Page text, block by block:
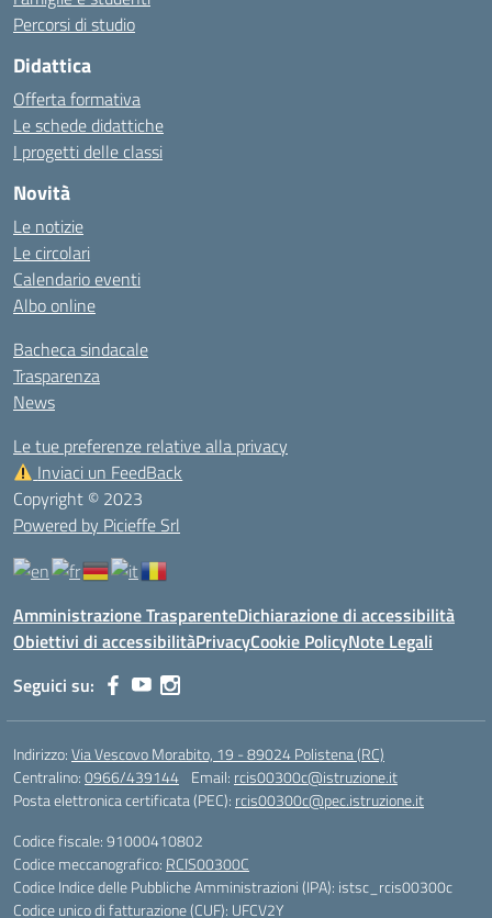
Percorsi di studio
Didattica
Offerta formativa
Le schede didattiche
I progetti delle classi
Novità
Le notizie
Le circolari
Calendario eventi
Albo online
Bacheca sindacale
Trasparenza
News
Le tue preferenze relative alla privacy
Inviaci un FeedBack
Copyright © 2023
Powered by Picieffe Srl
Amministrazione TrasparenteDichiarazione di accessibilità
Obiettivi di accessibilitàPrivacyCookie PolicyNote Legali
Seguici su:
Indirizzo:Via Vescovo Morabito, 19 - 89024 Polistena (RC)
Centralino:0966/439144 Email: rcis00300c@istruzione.it
Posta elettronica certificata (PEC): rcis00300c@pec.istruzione.it
Codice fiscale: 91000410802
Codice meccanografico: RCIS00300C
Codice Indice delle Pubbliche Amministrazioni (IPA): istsc_rcis00300c
Codice unico di fatturazione (CUF): UFCV2Y